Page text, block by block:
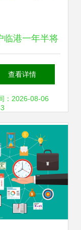
临港一年半将
商业化 上海首
形机器人量产
计划10月出货
查看详情
：2026-08-06